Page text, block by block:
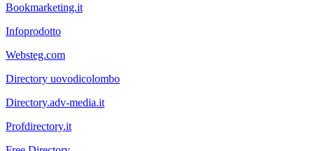
Bookmarketing.it
Infoprodotto
Websteg.com
Directory uovodicolombo
Directory.adv-media.it
Profdirectory.it